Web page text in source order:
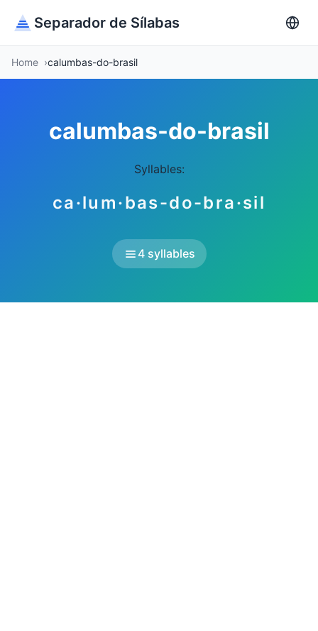
Separador de Sílabas
Home calumbas-do-brasil
calumbas-do-brasil
Syllables:
ca·lum·bas-do-bra·sil
4 syllables